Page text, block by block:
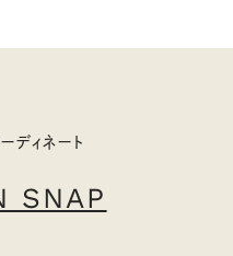
ディネート
SNAP